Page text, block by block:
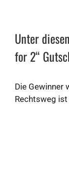
Unter
for 2“
Die Gewinner
Rechtsweg